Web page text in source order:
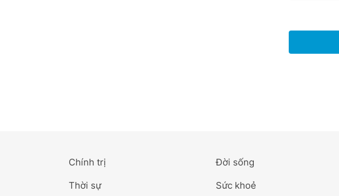
Đắk Lắk
Chính trị
Thời sự
Đời sống
Sức khoẻ